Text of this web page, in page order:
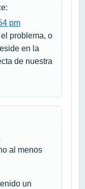
pm
problema, o
en la
de nuestra
al menos
un